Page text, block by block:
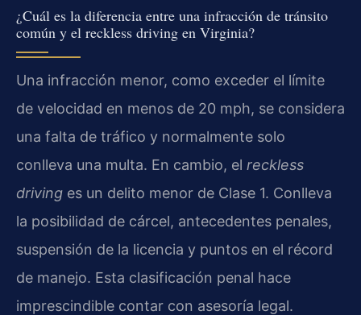
¿Cuál es la diferencia entre una infracción de tránsito
común y el reckless driving en Virginia?
Una infracción menor, como exceder el límite
de velocidad en menos de 20 mph, se considera
una falta de tráfico y normalmente solo
conlleva una multa. En cambio, el reckless
driving es un delito menor de Clase 1. Conlleva
la posibilidad de cárcel, antecedentes penales,
suspensión de la licencia y puntos en el récord
de manejo. Esta clasificación penal hace
imprescindible contar con asesoría legal.